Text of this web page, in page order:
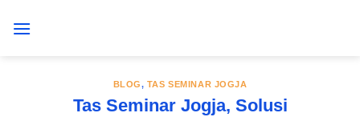
BLOG, TAS SEMINAR JOGJA
Tas Seminar Jogja, Solusi